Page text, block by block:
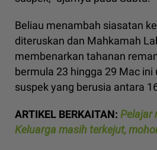
Beliau menambah siasatan
diteruskan dan Mahkamah
membenarkan tahanan
bermula 23 hingga 29 Mac
suspek yang berusia antara
ARTIKEL BERKAITAN: Pelajar
Keluarga masih terkejut,